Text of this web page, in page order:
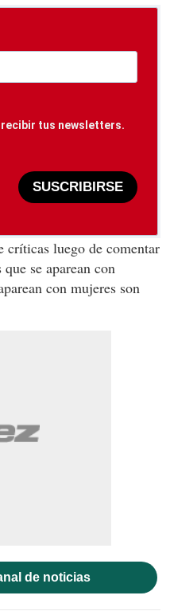
tus newsletters.
SUSCRIBIRSE
críticas luego de comentar
se aparean con
con mujeres son
de noticias